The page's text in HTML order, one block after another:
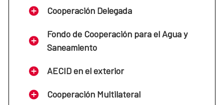
Cooperación Delegada
Fondo de Cooperación para el Agua y
Saneamiento
AECID en el exterior
Cooperación Multilateral